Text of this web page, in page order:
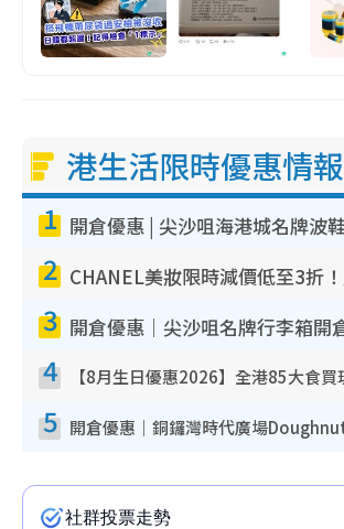
港生活限時優惠情報
1
2
3
4
5